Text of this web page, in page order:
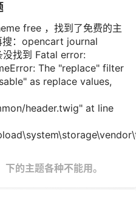
free ，找到了免费的主
搜：opencart journal
找到 Fatal error:
The "replace" filter
as replace values,
header.twig" at line
的主题各种不能用。